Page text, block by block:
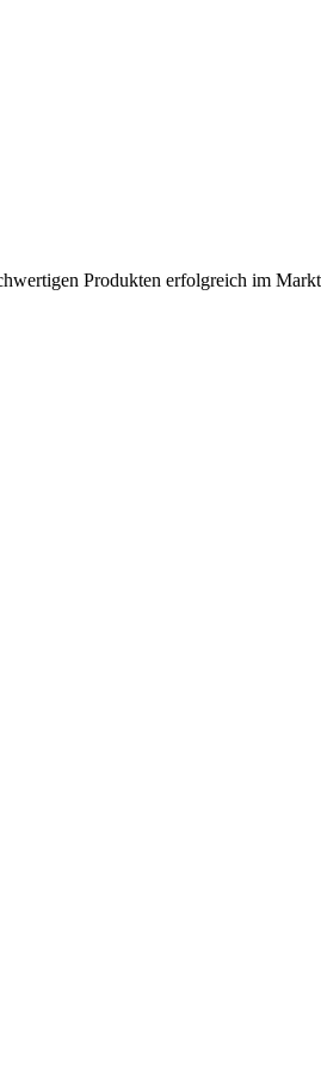
Produkten erfolgreich im